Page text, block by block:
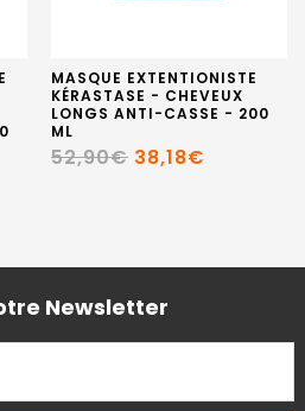
MASQUE EXTENTIONISTE
KÉRASTASE - CHEVEUX
LONGS ANTI-CASSE - 200
ML
52,90€ 38,18€
Newsletter